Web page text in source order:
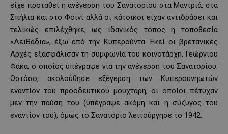
είχε προταθεί η ανέγερση του Σανατορίου στα Μαντριά, στα
Σπήλια και στο Φοινί αλλά οι κάτοικοι είχαν αντιδράσει και
τελικώς επιλέχθηκε, ως ιδανικός τόπος η τοποθεσία
«ΛειΒάδια», έξω από την Κυπερούντα. Εκεί οι βρετανικές
Αρχές εξασφάλισαν τη συμφωνία του κοινοτάρχη, Γεώργιου
Φάκα, ο οποίος υπέγραψε για την ανέγερση του Σανατορίου.
Ωστόσο, ακολούθησε εξέγερση των Κυπερουνηωτών
εναντίον του προοδευτικού μουχτάρη, οι οποίοι πέτυχαν
μεν την παύση του (υπέγραψε ακόμη και η σύζυγος του
εναντίον του), όμως το Σανατόριο λειτούργησε το 1942.